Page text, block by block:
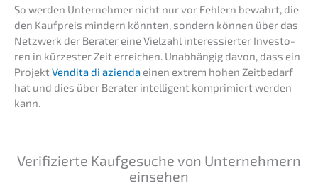
So werden Unter­neh­mer nicht nur vor Fehlern bewahrt, die
den Kaufpreis mindern könnten, sondern können über das
Netzwerk der Berater eine Vielzahl inter­es­sier­ter Inves­to­
ren in kürzes­ter Zeit errei­chen. Unabhän­gig davon, dass ein
ProjektVendita di azien­da einen extrem hohen Zeitbe­darf
hat und dies über Berater intel­li­gent kompri­miert werden
kann.
Verifi­zier­te Kaufge­su­che von Unter­neh­mern
einsehen